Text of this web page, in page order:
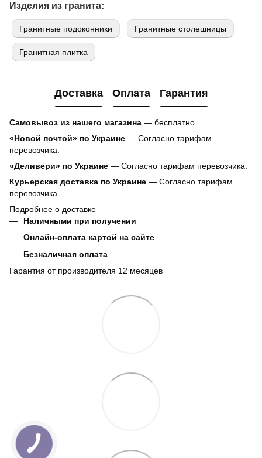
Изделия из гранита:
Гранитные подоконники Гранитные столешницы
Гранитная плитка
Доставка Оплата Гарантия
Самовывоз из нашего магазина — бесплатно.
«Новой почтой» по Украине — Согласно тарифам
перевозчика.
«Деливери» по Украине — Согласно тарифам перевозчика.
Курьерская доставка по Украине — Согласно тарифам
перевозчика.
Подробнее о доставке
Наличными при получении
Онлайн-оплата картой на сайте
Безналичная оплата
Гарантия от производителя 12 месяцев